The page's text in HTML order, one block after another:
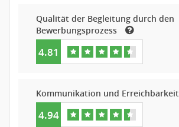
Qualität der Begleitung durch den
Bewerbungsprozess
4.81
Kommunikation und Erreichbarkeit
4.94